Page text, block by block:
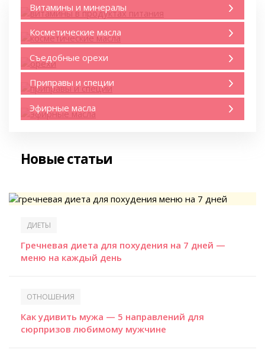
Витамины и минералы
Косметические масла
Съедобные орехи
Приправы и специи
Эфирные масла
Новые статьи
ДИЕТЫ
Гречневая диета для похудения на 7 дней —
меню на каждый день
ОТНОШЕНИЯ
Как удивить мужа — 5 направлений для
сюрпризов любимому мужчине